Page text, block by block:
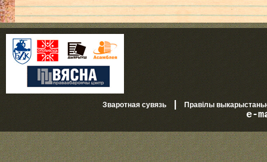
Зваротная сувязь| Правілы
e-